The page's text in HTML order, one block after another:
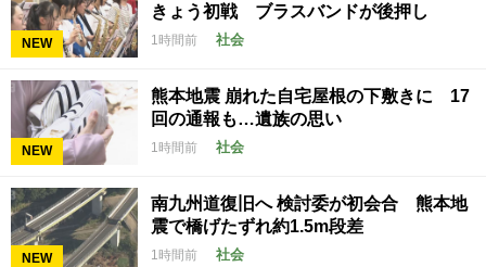
NEW
きょう初戦 ブラスバンドが後押し
1時間前 社会
NEW
熊本地震 崩れた自宅屋根の下敷きに 17
回の通報も…遺族の思い
1時間前 社会
NEW
南九州道復旧へ 検討委が初会合 熊本地
震で橋げたずれ約1.5m段差
1時間前 社会